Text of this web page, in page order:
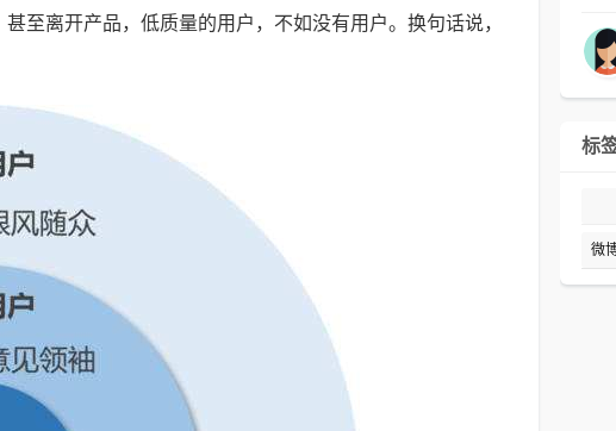
至离开产品，低质量的用户，不如没有用户。换句话说，
标
微